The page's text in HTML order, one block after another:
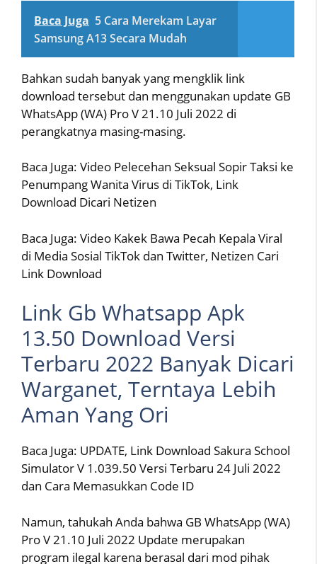
Baca Juga 5 Cara Merekam Layar
Samsung A13 Secara Mudah
Bahkan sudah banyak yang mengklik link
download tersebut dan menggunakan update GB
WhatsApp (WA) Pro V 21.10 Juli 2022 di
perangkatnya masing-masing.
Baca Juga: Video Pelecehan Seksual Sopir Taksi ke
Penumpang Wanita Virus di TikTok, Link
Download Dicari Netizen
Baca Juga: Video Kakek Bawa Pecah Kepala Viral
di Media Sosial TikTok dan Twitter, Netizen Cari
Link Download
Link Gb Whatsapp Apk
13.50 Download Versi
Terbaru 2022 Banyak Dicari
Warganet, Terntaya Lebih
Aman Yang Ori
Baca Juga: UPDATE, Link Download Sakura School
Simulator V 1.039.50 Versi Terbaru 24 Juli 2022
dan Cara Memasukkan Code ID
Namun, tahukah Anda bahwa GB WhatsApp (WA)
Pro V 21.10 Juli 2022 Update merupakan
program ilegal karena berasal dari mod pihak